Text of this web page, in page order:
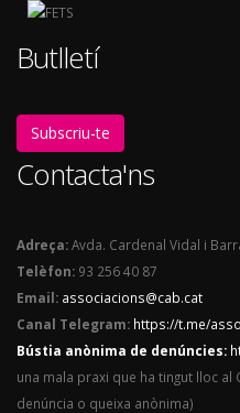
Butlletí
Subscriu-te
Contacta'ns
Adreça:Avda. Cardenal Vidal i
Telèfon: 93 256 40 87
Email: associacions@cab.cat
Canal Telegram: https://t.me/
Bústia anònima de denúncies:
una mala praxi que ha tingut lloc
denúncia o queixa anònima)